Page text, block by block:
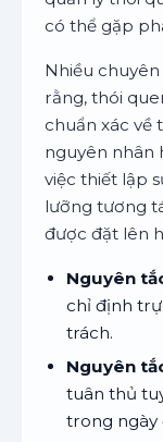
có thể gặp
Nhiều
rằng, thói
chuẩn xác về
nguyên nhân
việc thiết lập
lưỡng tương
được đặt lên
Nguyên
chỉ định
trách.
Nguyên
tuân thủ
trong ngày